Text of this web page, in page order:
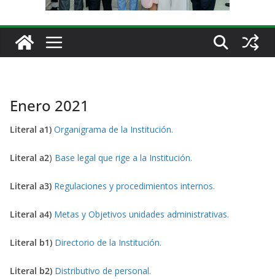
Enero 2021
Literal a1) Organigrama de la Institución.
Literal a2) Base legal que rige a la Institución.
Literal a3) Regulaciones y procedimientos internos.
Literal a4) Metas y Objetivos unidades administrativas.
Literal b1) Directorio de la Institución.
Literal b2) Distributivo de personal.